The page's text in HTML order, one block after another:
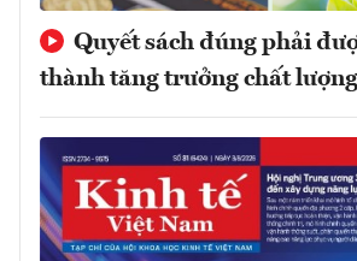
Quyết sách đúng phải
thành tăng trưởng chất